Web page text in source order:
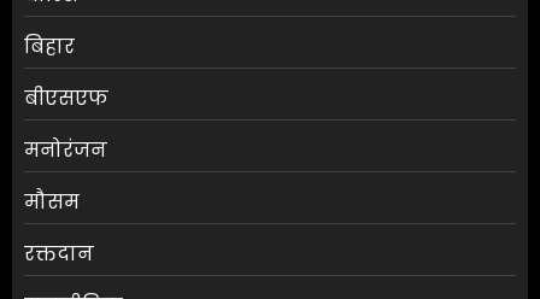
बिहार
बीएसएफ
मनोरंजन
मौसम
रक्तदान
विजेता